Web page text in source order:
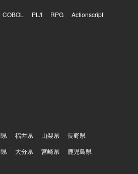
COBOL PL/I RPG
Actionscript
福井県 山梨県
長野県
大分県 宮崎県
鹿児島県